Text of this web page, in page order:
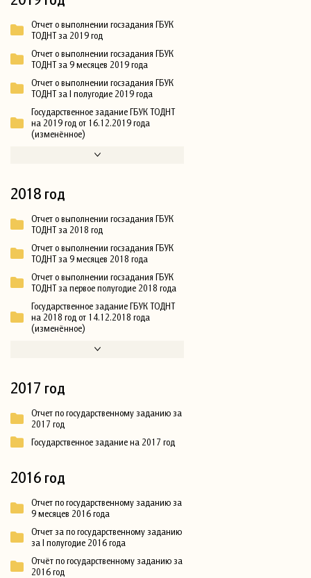
Отчет о выполнении госзадания ГБУК
ТОДНТ за 2019 год
Отчет о выполнении госзадания ГБУК
ТОДНТ за 9 месяцев 2019 года
Отчет о выполнении госзадания ГБУК
ТОДНТ за I полугодие 2019 года
Государственное задание ГБУК ТОДНТ
на 2019 год от 16.12.2019 года
(изменённое)
2018 год
Отчет о выполнении госзадания ГБУК
ТОДНТ за 2018 год
Отчет о выполнении госзадания ГБУК
ТОДНТ за 9 месяцев 2018 года
Отчет о выполнении госзадания ГБУК
ТОДНТ за первое полугодие 2018 года
Государственное задание ГБУК ТОДНТ
на 2018 год от 14.12.2018 года
(изменённое)
2017 год
Отчет по государственному заданию за
2017 год
Государственное задание на 2017 год
2016 год
Отчет по государственному заданию за
9 месяцев 2016 года
Отчет за по государственному заданию
за I полугодие 2016 года
Отчёт по государственному заданию за
2016 год